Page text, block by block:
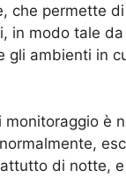
che permette
in modo tale
gli ambienti in
monitoraggio è
di notte, e